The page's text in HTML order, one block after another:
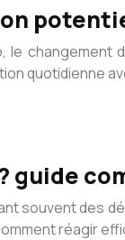
quotidienne
guide
souvent des
réagir